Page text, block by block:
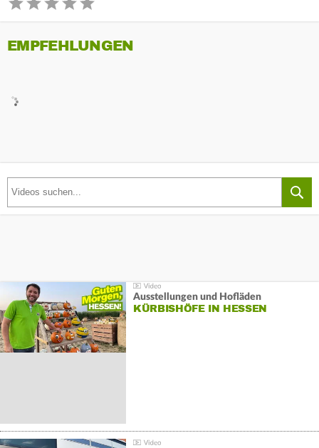
EMPFEHLUNGEN
Ausstellungen und Hofläden
KÜRBISHÖFE IN HESSEN